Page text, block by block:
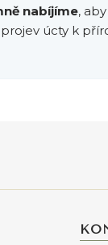
nabíjíme,
úcty k